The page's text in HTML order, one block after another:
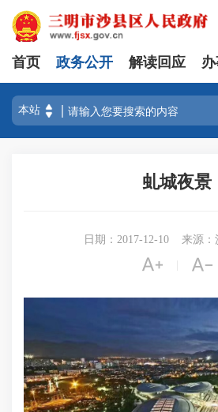
首页 政务公开 解读回应
虬城夜景
日期：2017-12-10 来源：
 